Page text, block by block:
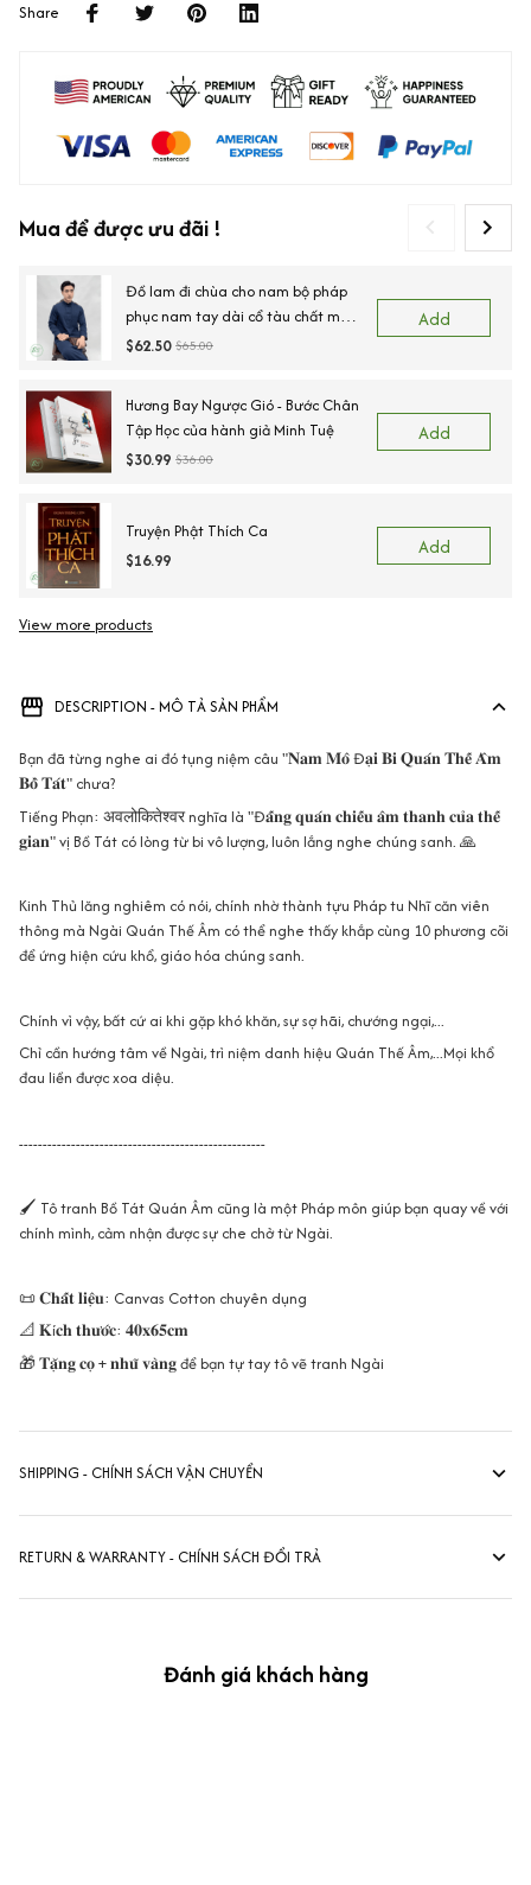
Share
Mua để được ưu đãi !
Đồ lam đi chùa cho nam bộ pháp
phục nam tay dài cổ tàu chất mềm
mại thoải mái phù hợp đi lễ tết lễ
$62.50 $65.00
Add
Hương Bay Ngược Gió - Bước Chân
Tập Học của hành giả Minh Tuệ
$30.99 $36.00
Add
Truyện Phật Thích Ca
$16.99
Add
View more products
DESCRIPTION - MÔ TẢ SẢN PHẨM
Bạn đã từng nghe ai đó tụng niệm câu "𝐍𝐚𝐦 𝐌𝐨̂ Đ𝐚̣𝐢 𝐁𝐢 𝐐𝐮𝐚́𝐧 𝐓𝐡𝐞̂́ 𝐀̂𝐦
𝐁𝐨̂̀ 𝐓𝐚́𝐭" chưa?
Tiếng Phạn: अवलोकितेश्वर nghĩa là "Đ𝐚̂́𝐧𝐠 𝐪𝐮𝐚́𝐧 𝐜𝐡𝐢𝐞̂́𝐮 𝐚̂𝐦 𝐭𝐡𝐚𝐧𝐡 𝐜𝐮̉𝐚 𝐭𝐡𝐞̂́
𝐠𝐢𝐚𝐧" vị Bồ Tát có lòng từ bi vô lượng, luôn lắng nghe chúng sanh. 🙏
Kinh Thủ lăng nghiêm có nói, chính nhờ thành tựu Pháp tu Nhĩ căn viên
thông mà Ngài Quán Thế Âm có thể nghe thấy khắp cùng 10 phương cõi
để ứng hiện cứu khổ, giáo hóa chúng sanh.
Chính vì vậy, bất cứ ai khi gặp khó khăn, sự sợ hãi, chướng ngại,...
Chỉ cần hướng tâm về Ngài, trì niệm danh hiệu Quán Thế Âm,...Mọi khổ
đau liền được xoa diệu.
----------------------------------------------------
🖌 Tô tranh Bồ Tát Quán Âm cũng là một Pháp môn giúp bạn quay về với
chính mình, cảm nhận được sự che chở từ Ngài.
📜 𝐂𝐡𝐚̂́𝐭 𝐥𝐢𝐞̣̂𝐮: Canvas Cotton chuyên dụng
📐 𝐊í𝐜𝐡 𝐭𝐡𝐮̛𝐨̛́𝐜: 𝟒𝟎𝐱𝟔𝟓𝐜𝐦
🎁 𝐓𝐚̣̆𝐧𝐠 𝐜𝐨̣ + 𝐧𝐡𝐮̃ 𝐯𝐚̀𝐧𝐠 để bạn tự tay tô vẽ tranh Ngài
SHIPPING - CHÍNH SÁCH VẬN CHUYỂN
RETURN & WARRANTY - CHÍNH SÁCH ĐỔI TRẢ
Đánh giá khách hàng